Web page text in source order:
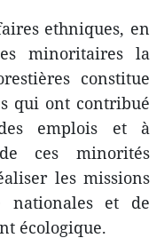
ethniques, en
minoritaires la
constitue
qui ont contribué
emplois et à
ces minorités
les missions
nationales et de
écologique.